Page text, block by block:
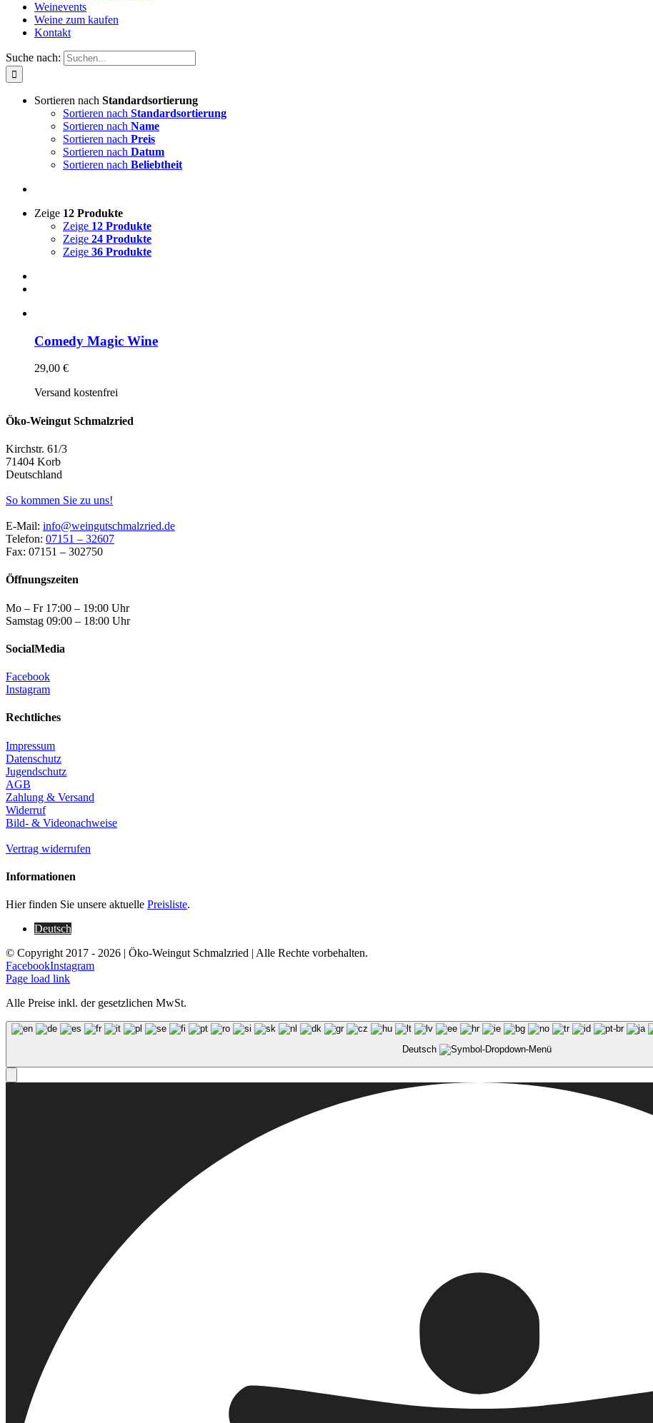
Weinevents
Weine zum kaufen
Kontakt
Suche nach:
Sortieren nach Standardsortierung
Sortieren nach Standardsortierung
Sortieren nach Name
Sortieren nach Preis
Sortieren nach Datum
Sortieren nach Beliebtheit
Zeige 12 Produkte
Zeige 12 Produkte
Zeige 24 Produkte
Zeige 36 Produkte
Comedy Magic Wine
29,00 €
Versand kostenfrei
Öko-Weingut Schmalzried
Kirchstr. 61/3
71404 Korb
Deutschland
So kommen Sie zu uns!
E-Mail: info@weingutschmalzried.de
Telefon: 07151 – 32607
Fax: 07151 – 302750
Öffnungszeiten
Mo – Fr 17:00 – 19:00 Uhr
Samstag 09:00 – 18:00 Uhr
SocialMedia
Facebook
Instagram
Rechtliches
Impressum
Datenschutz
Jugendschutz
AGB
Zahlung & Versand
Widerruf
Bild- & Videonachweise
Vertrag widerrufen
Informationen
Hier finden Sie unsere aktuelle Preisliste.
Deutsch
© Copyright 2017 - 2026 | Öko-Weingut Schmalzried | Alle Rechte vorbehalten.
FacebookInstagram
Page load link
Alle Preise inkl. der gesetzlichen MwSt.
Deutsch